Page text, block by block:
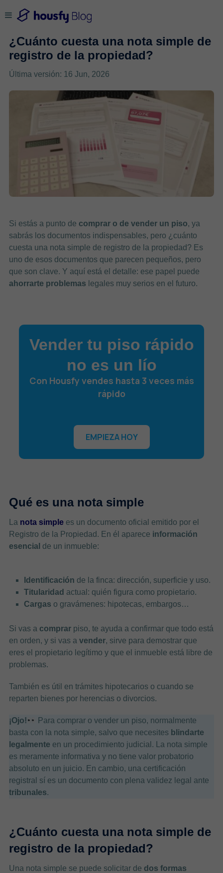
¿Cuánto cuesta una nota simple de
registro de la propiedad?
Última versión: 16 Jun, 2026
Si estás a punto de comprar o de vender un piso, ya
sabrás los documentos indispensables, pero ¿cuánto
cuesta una nota simple de registro de la propiedad? Es
uno de esos documentos que parecen pequeños, pero
que son clave. Y aquí está el detalle: ese papel puede
ahorrarte problemas legales muy serios en el futuro.
Vender tu piso rápido
no es un lío
Con Housfy vendes hasta 3 veces más
rápido
EMPIEZA HOY
Qué es una nota simple
La nota simplees un documento oficial emitido por el
Registro de la Propiedad. En él aparece información
esencial de un inmueble:
Identificación de la finca: dirección, superficie y uso.
Titularidad actual: quién figura como propietario.
Cargas o gravámenes: hipotecas, embargos…
Si vas a comprar piso, te ayuda a confirmar que todo está
en orden, y si vas a vender, sirve para demostrar que
eres el propietario legítimo y que el inmueble está libre de
problemas.
También es útil en trámites hipotecarios o cuando se
reparten bienes por herencias o divorcios.
¡Ojo!
Para comprar o vender un piso, normalmente
basta con la nota simple, salvo que necesites blindarte
legalmente en un procedimiento judicial. La nota simple
es meramente informativa y no tiene valor probatorio
absoluto en un juicio. En cambio, una certificación
registral sí es un documento con plena validez legal ante
tribunales.
¿Cuánto cuesta una nota simple de
registro de la propiedad?
Una nota simple se puede solicitar de dos formas